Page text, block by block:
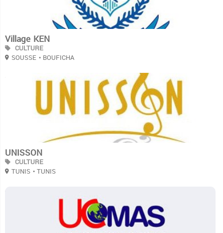
Village KEN
CULTURE
SOUSSE • BOUFICHA
UNISSON
CULTURE
TUNIS • TUNIS